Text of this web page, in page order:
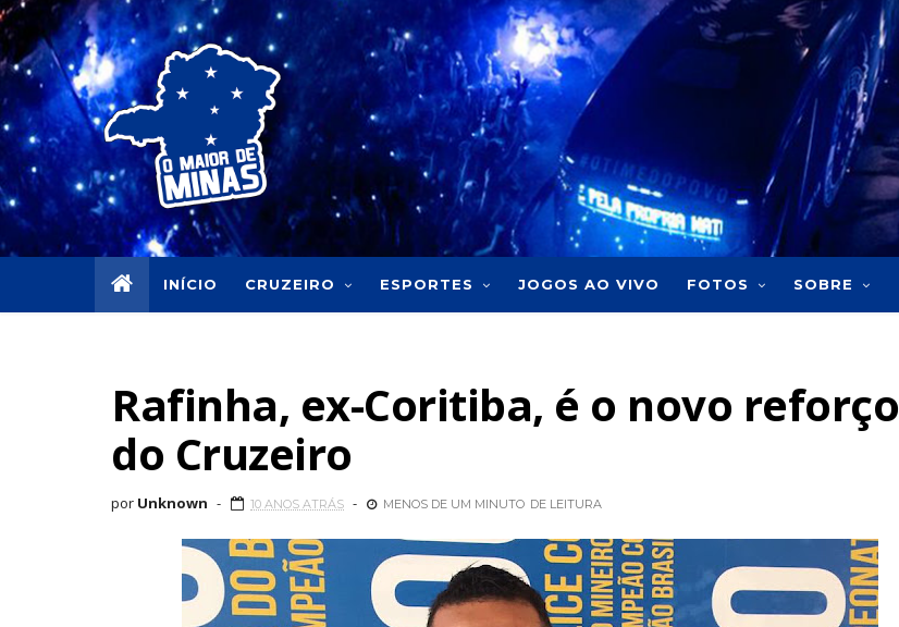
INÍCIO CRUZEIRO ESPORTES JOGOS AO VIVO FOTOS SOBRE
Rafinha, ex-Coritiba, é o novo reforço
do Cruzeiro
por Unknown 10 ANOS ATRÁS MENOS DE UM MINUTO DE LEITURA